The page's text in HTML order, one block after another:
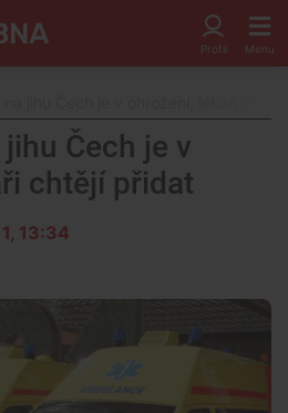
Čech je v
chtějí přidat
13:34